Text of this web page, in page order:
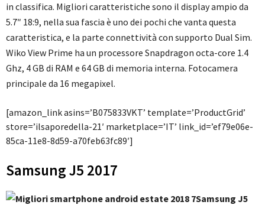
in classifica. Migliori caratteristiche sono il display ampio da
5.7″ 18:9, nella sua fascia è uno dei pochi che vanta questa
caratteristica, e la parte connettività con supporto Dual Sim.
Wiko View Prime ha un processore Snapdragon octa-core 1.4
Ghz, 4 GB di RAM e 64 GB di memoria interna. Fotocamera
principale da 16 megapixel.
[amazon_link asins=’B075833VKT’ template=’ProductGrid’
store=’ilsaporedella-21′ marketplace=’IT’ link_id=’ef79e06e-
85ca-11e8-8d59-a70feb63fc89′]
Samsung J5 2017
Samsung J5